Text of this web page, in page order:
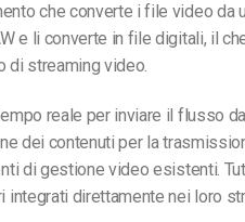
che converte i file video da
e li converte in file digitali, il
streaming video.
reale per inviare il flusso
dei contenuti per la
di gestione video esistenti.
direttamente nei loro